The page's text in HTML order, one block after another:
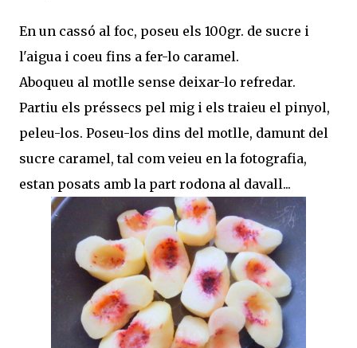
En un cassó al foc, poseu els 100gr. de sucre i
l'aigua i coeu fins a fer-lo caramel.
Aboqueu al motlle sense deixar-lo refredar.
Partiu els préssecs pel mig i els traieu el pinyol,
peleu-los. Poseu-los dins del motlle, damunt del
sucre caramel, tal com veieu en la fotografia,
estan posats amb la part rodona al davall...